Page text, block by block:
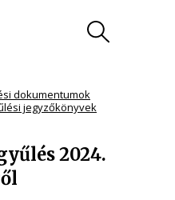
dokumentumok
jegyzőkönyvek
2024.